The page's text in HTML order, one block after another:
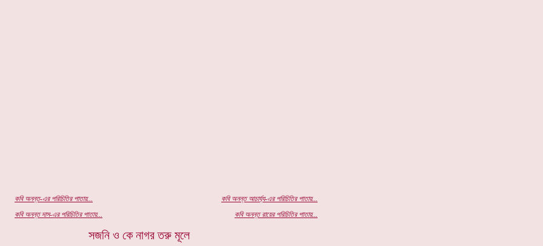
সজনি ও কে নাগর তরু মূলে
কবি অনন্ত আচার্য্য-এর পরিচিতির পাতায়...
কবি অনন্ত রায়ের পরিচিতির পাতায়...
কবি অনন্ত-এর পরিচিতির পাতায়...
কবি অনন্ত দাস-এর পরিচিতির পাতায়...